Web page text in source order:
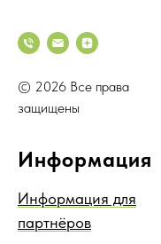
© 2026 Все права
защищены
Информация
Информация для
партнёров